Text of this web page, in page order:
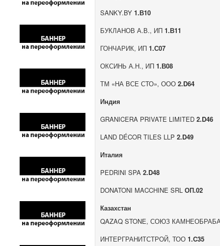
SANKY.BY1.В10
БУКЛАНОВ А.В., ИП1.В11
ГОНЧАРИК, ИП1.С07
ОКСИНЬ А.Н., ИП1.В08
ТМ «НА ВСЕ СТО», ООО2.D64
Индия
GRANICERA PRIVATE LIMITED2.D46
LAND DÉCOR TILES LLP2.D49
Италия
PEDRINI SPA2.D48
DONATONI MACCHINE SRLОП.02
Казахстан
QAZAQ STONE, СОЮЗ
ИНТЕРГРАНИТСТРОЙ, ТОО1.C35